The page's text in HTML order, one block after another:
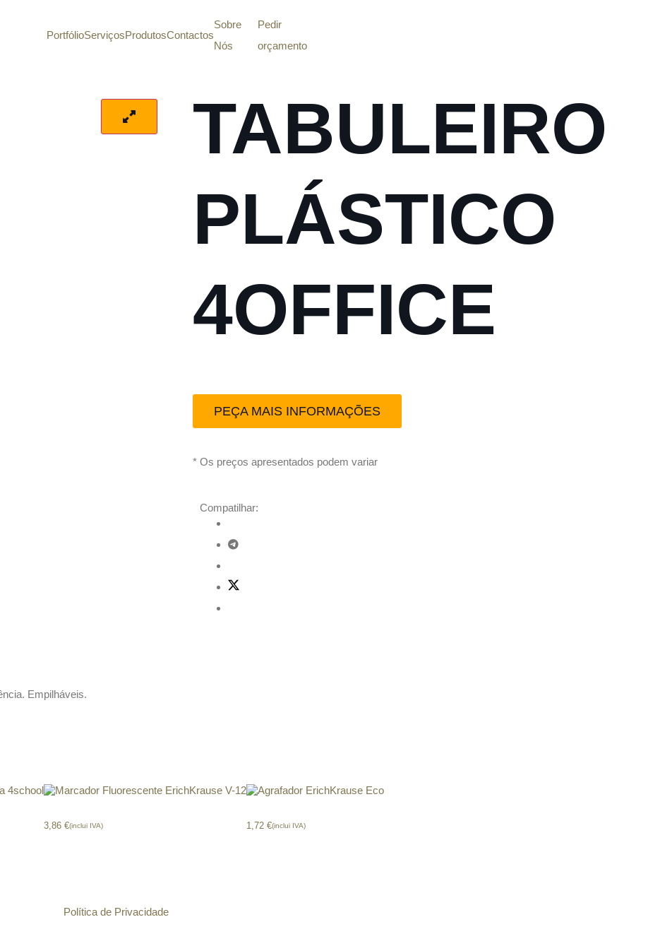
PortfólioServiçosProdutosContactos
Sobre
Nós
Pedir
orçamento
TABULEIRO
PLÁSTICO
4OFFICE
PEÇA MAIS INFORMAÇÕES
* Os preços apresentados podem variar
Compatilhar:
Empilháveis.
3,86 €(inclui IVA) 1,72 €(inclui IVA)
Política de Privacidade